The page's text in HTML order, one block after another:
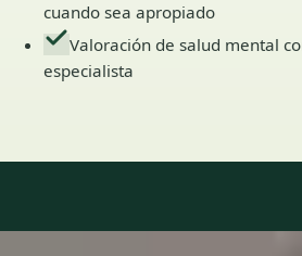
cuando sea apropiado
Valoración de salud mental
especialista